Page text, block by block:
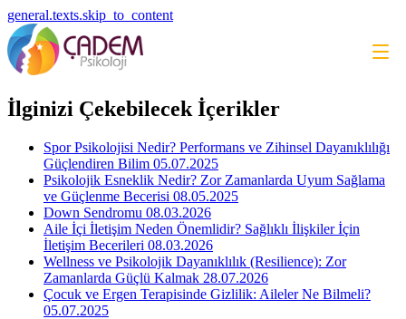
general.texts.skip_to_content
İlginizi Çekebilecek İçerikler
Spor Psikolojisi Nedir? Performans ve Zihinsel Dayanıklılığı
Güçlendiren Bilim 05.07.2025
Psikolojik Esneklik Nedir? Zor Zamanlarda Uyum Sağlama
ve Güçlenme Becerisi 08.05.2025
Down Sendromu 08.03.2026
Aile İçi İletişim Neden Önemlidir? Sağlıklı İlişkiler İçin
İletişim Becerileri 08.03.2026
Wellness ve Psikolojik Dayanıklılık (Resilience): Zor
Zamanlarda Güçlü Kalmak 28.07.2026
Çocuk ve Ergen Terapisinde Gizlilik: Aileler Ne Bilmeli?
05.07.2025